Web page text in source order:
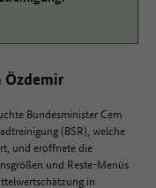
Özdemir
Bundesminister Cem
(BSR), welche
und eröffnete die
und Reste-Menüs
in